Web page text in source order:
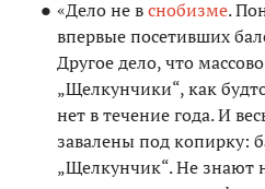
«Дело не вснобизме.
впервые посетивших
Другое дело, что
„Щелкунчики“, как
нет в течение года. И
завалены под копирку:
„Щелкунчик“. Не знают